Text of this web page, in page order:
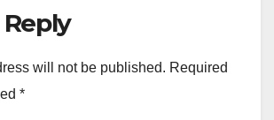
will not be published. Required
*